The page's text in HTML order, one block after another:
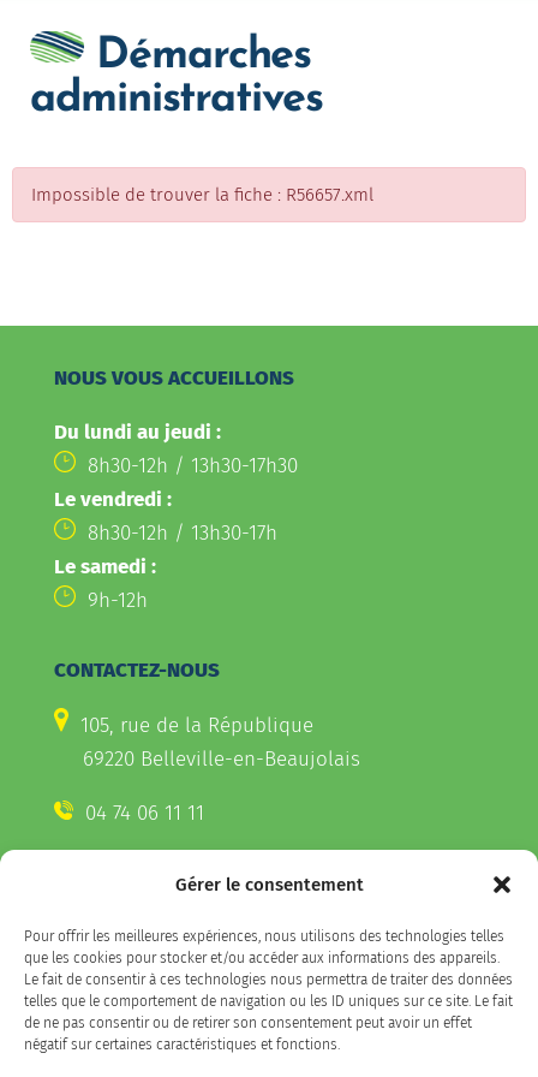
Gérer le consentement
Pour offrir les meilleures expériences, nous utilisons des technologies telles
que les cookies pour stocker et/ou accéder aux informations des appareils.
Le fait de consentir à ces technologies nous permettra de traiter des données
telles que le comportement de navigation ou les ID uniques sur ce site. Le fait
de ne pas consentir ou de retirer son consentement peut avoir un effet
négatif sur certaines caractéristiques et fonctions.
Démarches
administratives
Impossible de trouver la fiche : R56657.xml
NOUS VOUS ACCUEILLONS
Du lundi au jeudi :
8h30-12h / 13h30-17h30
Le vendredi :
8h30-12h / 13h30-17h
Le samedi :
9h-12h
CONTACTEZ-NOUS
105, rue de la République
69220 Belleville-en-Beaujolais
04 74 06 11 11
CONTACTEZ-NOUS
Télécharger l'appli Belleville
sur votre smartphone